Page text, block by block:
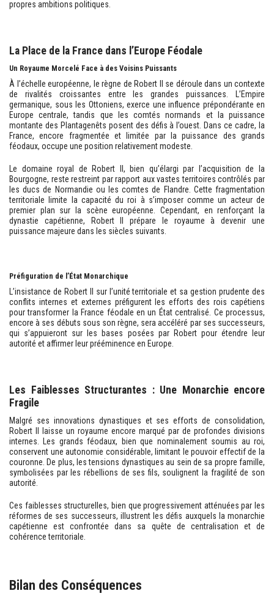
propres ambitions politiques.
La Place de la France dans l’Europe Féodale
Un Royaume Morcelé Face à des Voisins Puissants
À l’échelle européenne, le règne de Robert II se déroule dans un contexte
de rivalités croissantes entre les grandes puissances. L’Empire
germanique, sous les Ottoniens, exerce une influence prépondérante en
Europe centrale, tandis que les comtés normands et la puissance
montante des Plantagenêts posent des défis à l’ouest. Dans ce cadre, la
France, encore fragmentée et limitée par la puissance des grands
féodaux, occupe une position relativement modeste.
Le domaine royal de Robert II, bien qu’élargi par l’acquisition de la
Bourgogne, reste restreint par rapport aux vastes territoires contrôlés par
les ducs de Normandie ou les comtes de Flandre. Cette fragmentation
territoriale limite la capacité du roi à s’imposer comme un acteur de
premier plan sur la scène européenne. Cependant, en renforçant la
dynastie capétienne, Robert II prépare le royaume à devenir une
puissance majeure dans les siècles suivants.
Préfiguration de l’État Monarchique
L’insistance de Robert II sur l’unité territoriale et sa gestion prudente des
conflits internes et externes préfigurent les efforts des rois capétiens
pour transformer la France féodale en un État centralisé. Ce processus,
encore à ses débuts sous son règne, sera accéléré par ses successeurs,
qui s’appuieront sur les bases posées par Robert pour étendre leur
autorité et affirmer leur prééminence en Europe.
Les Faiblesses Structurantes : Une Monarchie encore
Fragile
Malgré ses innovations dynastiques et ses efforts de consolidation,
Robert II laisse un royaume encore marqué par de profondes divisions
internes. Les grands féodaux, bien que nominalement soumis au roi,
conservent une autonomie considérable, limitant le pouvoir effectif de la
couronne. De plus, les tensions dynastiques au sein de sa propre famille,
symbolisées par les rébellions de ses fils, soulignent la fragilité de son
autorité.
Ces faiblesses structurelles, bien que progressivement atténuées par les
réformes de ses successeurs, illustrent les défis auxquels la monarchie
capétienne est confrontée dans sa quête de centralisation et de
cohérence territoriale.
Bilan des Conséquences